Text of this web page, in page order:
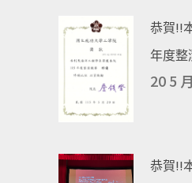
恭賀!!
年度整
20 5
恭賀!!